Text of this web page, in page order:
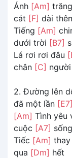
Ánh [Am]
cát [F] dài
Tiếng [Am]
dưới trời [B7]
Lá rơi rơi đâu
chân [C]
2. Đường lên
đã một lần [E7]
[Am] Tình yêu
cuộc [A7]
Tiếc [Am]
qua [Dm] hết